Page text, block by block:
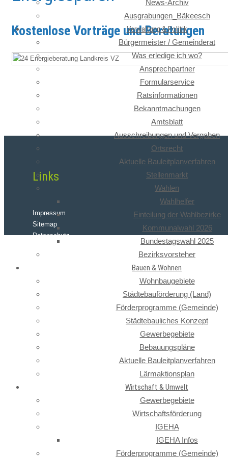
News-Archiv
Ausgrabungen_Bäkeesch
Verwaltung & Politik
Bürgermeister / Gemeinderat
Was erledige ich wo?
Ansprechpartner
Formularservice
Ratsinformationen
Bekanntmachungen
Amtsblatt
Ausschreibungen und Vergaben
Ortsrecht
Aktuelle Bauleitplanverfahren
Stellenmarkt
Wahlen
Wahlhelfer
Einteilung der Wahlbezirke
Kommunalwahl 2026
Bundestagswahl 2025
Bezirksvorsteher
Bauen & Wohnen
Wohnbaugebiete
Städtebauförderung (Land)
Förderprogramme (Gemeinde)
Städtebauliches Konzept
Gewerbegebiete
Bebauungspläne
Aktuelle Bauleitplanverfahren
Lärmaktionsplan
Wirtschaft & Umwelt
Gewerbegebiete
Wirtschaftsförderung
IGEHA
IGEHA Infos
Förderprogramme (Gemeinde)
Kostenlose Vorträge und Beratungen
Links
Impressum
Sitemap
Datenschutz